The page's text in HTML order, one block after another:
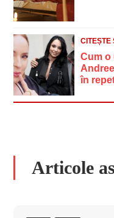
CITEȘTE
Cum o
în
Articole